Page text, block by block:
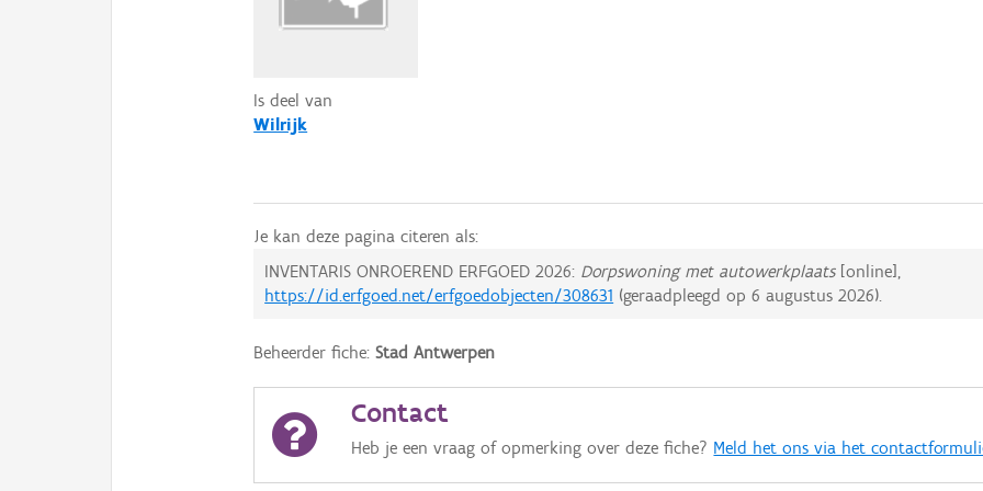
Is deel van
Wilrijk
Je kan deze pagina citeren als:
INVENTARIS ONROEREND ERFGOED 2026: Dorpswoning met autowerkplaats[online],
https://id.erfgoed.net/erfgoedobjecten/308631 (geraadpleegd op6 augustus 2026).
Beheerder fiche:Stad Antwerpen
Contact
Heb je een vraag of opmerking over deze fiche? Meld het ons via het